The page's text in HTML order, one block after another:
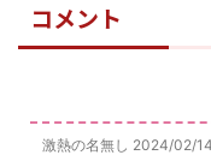
コメント
激熱の名無し 2024/02/